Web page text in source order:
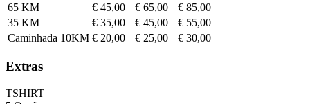
65 KM
€ 45,00 € 65,00
€ 85,00
35 KM
€ 35,00 € 45,00
€ 55,00
Caminhada 10KM € 20,00 € 25,00 € 30,00
Extras
TSHIRT